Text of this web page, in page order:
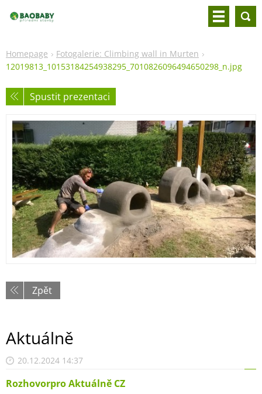
Homepage
Fotogalerie: Climbing wall in Murten
12019813_10153184254938295_7010826096494650298_n.jpg
Spustit prezentaci
Zpět
Aktuálně
20.12.2024 14:37
Rozhovorpro Aktuálně CZ